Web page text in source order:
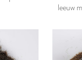
leeuw